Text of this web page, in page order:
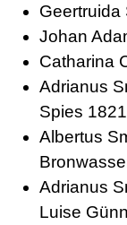
Geertruida
Johan
Catharina
Adrianus
Spies
Albertus
Adrianus
Luise